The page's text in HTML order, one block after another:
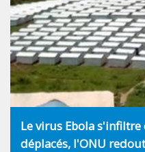
Le virus Ebola s'infiltre
déplacés, l'ONU